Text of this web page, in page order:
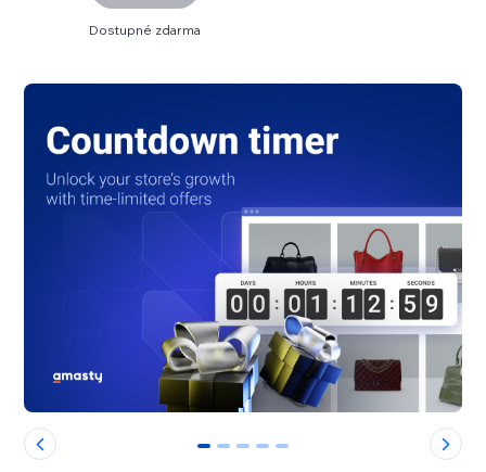
Dostupné zdarma
0 1 2 3 4